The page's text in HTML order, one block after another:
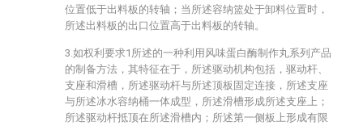
位置低于出料板的转轴；当所述容纳篮处于卸料位置时，
所述出料板的出口位置高于出料板的转轴。
3.如权利要求1所述的一种利用风味蛋白酶制作丸系列产品
的制备方法，其特征在于，所述驱动机构包括，驱动杆、
支座和滑槽，所述驱动杆与所述顶板固定连接，所述支座
与所述冰水容纳桶一体成型，所述滑槽形成所述支座上；
所述驱动杆抵顶在所述滑槽内；所述第一侧板上形成有限